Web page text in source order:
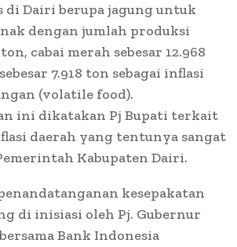
di Dairi berupa jagung untuk
dengan jumlah produksi
cabai merah sebesar 12.968
7.918 ton sebagai inflasi
(volatile food).
ini dikatakan Pj Bupati terkait
daerah yang tentunya sangat
Kabupaten Dairi.
kesepakatan
di inisiasi oleh Pj. Gubernur
Bank Indonesia